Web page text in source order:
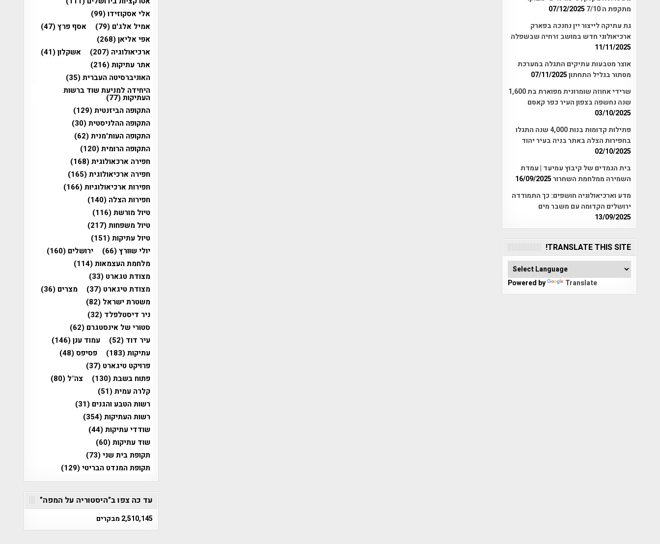
מתקפת ה 7/10
07/12/2025
גת עתיקה לייצור יין נחנכה בפארק
ארכיאולוגי חדש במושב זרחיה שבשפלה
11/11/2025
אוצר מטבעות עתיקים התגלה במערכת
מסתור בגליל התחתון07/11/2025
שרידי אחוזה שומרונית מפוארת בת 1,600
שנה נחשפה בצפון העיר כפר קאסם
03/10/2025
פתילות קדומות בנות 4,000 שנה התגלו
בחפירות הצלה באתר בניה בעיר יהוד
02/10/2025
בית הגמדים של קיבוץ עמיעד | עמדת
השמירה ממלחמת השחרור16/09/2025
מדע וארכיאולוגיה חושפים: כך התמודדה
ירושלים הקדומה עם משבר מים
13/09/2025
TRANSLATE THIS SITE!
Powered by Translate
אלי אסקוזידו(99)
אמיל אלג'ם (79) אסף פרץ(47)
אפי אליאן(268)
ארכיאולוגיה (207) אשקלון(41)
אתר עתיקות(216)
האוניברסיטה העברית(35)
היחידה למניעת שוד ברשות
העתיקות(77)
התקופה הביזנטית(129)
התקופה ההלניסטית(30)
התקופה העות'מנית(62)
התקופה הרומית(120)
חפירה ארכאולוגית(168)
חפירה ארכיאולוגית(165)
חפירות ארכיאולוגיות(166)
חפירות הצלה (140)
טיול מורשת(116)
טיול משפחות(217)
טיול עתיקות(151)
יולי שוורץ(66) ירושלים (160)
מלחמת העצמאות(114)
מצודת טגארט (33)
מצודת טיגארט (37) מצרים (36)
משטרת ישראל (82)
ניר דיסטלפלד (32)
סטורי של אינסטגרם (62)
עיר דוד (52) עמוד ענן(146)
עתיקות(183) פסיפס(48)
פרויקט טיגארט (37)
פתוח בשבת(130) צה"ל (80)
קלרה עמית(51)
רשות הטבע והגנים (31)
רשות העתיקות(354)
שודדי עתיקות(44)
שוד עתיקות(60)
תקופת בית שני(73)
תקופת המנדט הבריטי(129)
עד כה צפו ב"היסטוריה על המפה"
2,510,145 מבקרים